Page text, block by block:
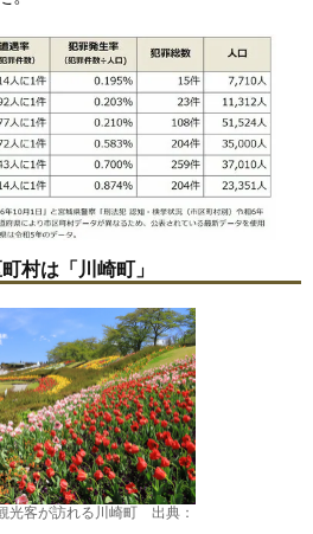
村は「川崎町」
光客が訪れる川崎町 出典：